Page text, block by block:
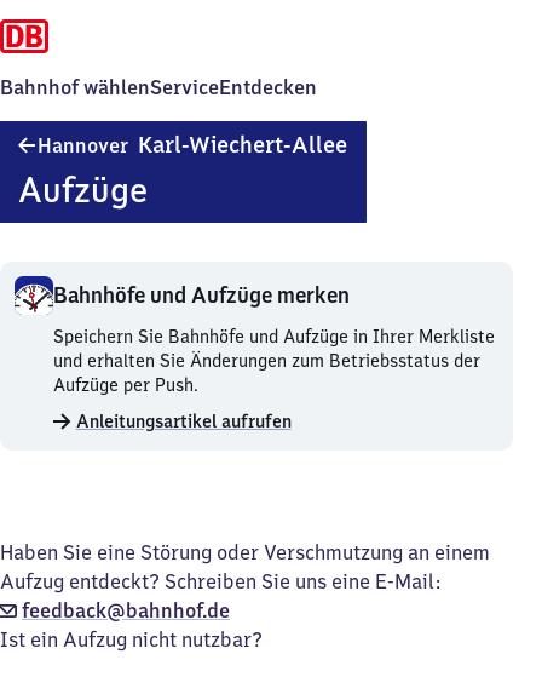
Bahnhof wählenServiceEntdecken
Hannover Karl-Wiechert-Allee
Aufzüge
Bahnhöfe und Aufzüge merken
Bahnhöfe
und
Aufzüge
merken.
Speichern Sie Bahnhöfe und Aufzüge in Ihrer Merkliste
und erhalten Sie Änderungen zum Betriebsstatus der
Aufzüge per Push.
Anleitungsartikel aufrufen
Haben Sie eine Störung oder Verschmutzung an einem
Aufzug entdeckt? Schreiben Sie uns eine E-Mail:
feedback@bahnhof.de
Ist ein Aufzug nicht nutzbar?